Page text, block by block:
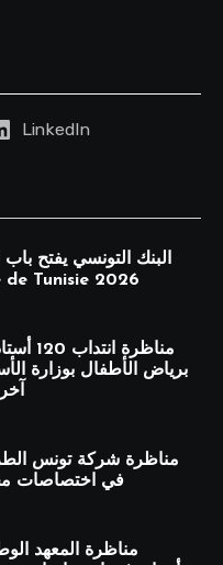
LinkedIn
البنك التونسي يفتح
de Tunisie 2026
برياض الأطفال بوزارة
آخر
في اختصاصات مختلفة
مناظرة المعهد